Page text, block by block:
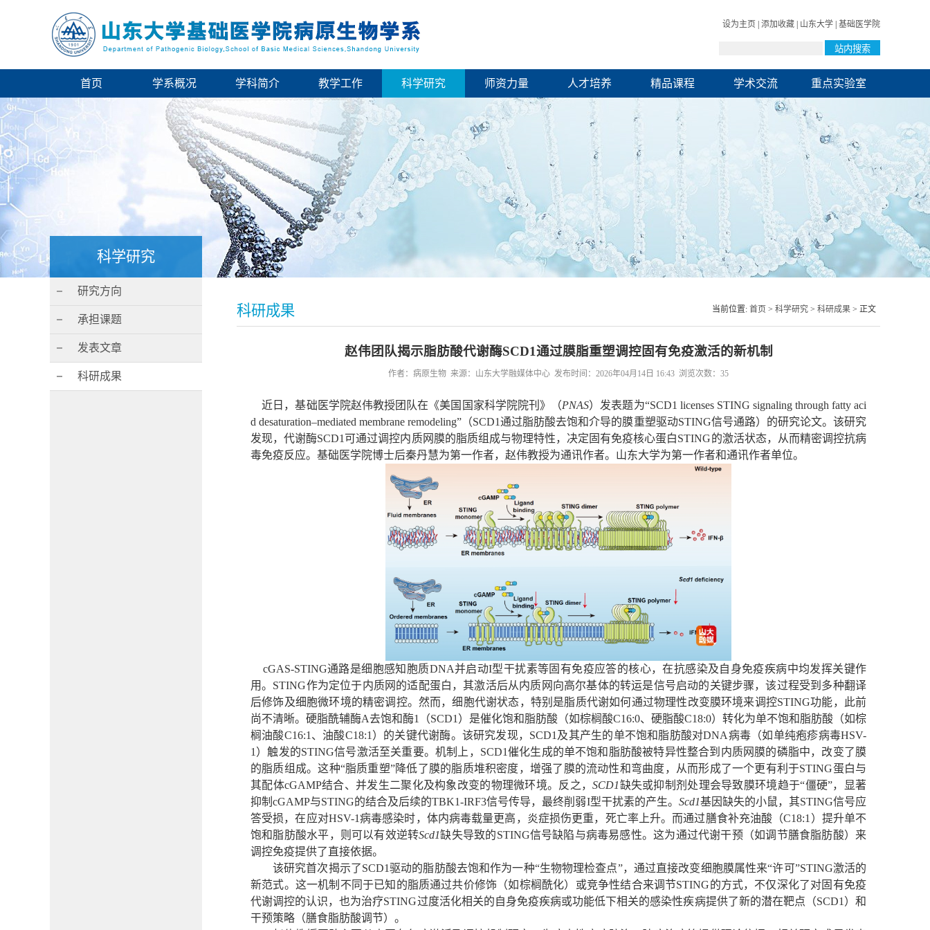
设为主页 添加收藏 山东大学 基础医学院
首页 学系概况 学科简介 教学工作 科学研究 师资力量 人才培养 精品课程 学术交流 重点实验室
科学研究
研究方向
承担课题
发表文章
科研成果
科研成果 当前位置: 首页 > 科学研究 > 科研成果 > 正文
赵伟团队揭示脂肪酸代谢酶SCD1通过膜脂重塑调控固有免疫激活的新机制
作者：病原生物 来源：山东大学融媒体中心 发布时间：2026年04月14日 16:43 浏览次数： 35
近日，基础医学院赵伟教授团队在《美国国家科学院院刊》（PNAS）发表题为“SCD1 licenses STING signaling through fatty aci
d desaturation–mediated membrane remodeling”（SCD1通过脂肪酸去饱和介导的膜重塑驱动STING信号通路）的研究论文。该研究
发现，代谢酶SCD1 可通过调控内质网膜的脂质组成与物理特性，决定固有免疫核心蛋白STING的激活状态，从而精密调控抗病
毒免疫反应。基础医学院博士后秦丹慧为第一作者，赵伟教授为通讯作者。山东大学为第一作者和通讯作者单位。
cGAS-STING通路是细胞感知胞质DNA并启动I型干扰素等固有免疫应答的核心，在抗感染及自身免疫疾病中均发挥关键作
用。 STING作为定位于内质网的适配蛋白，其激活后从内质网向高尔基体的转运是信号启动的关键步骤，该过程受到多种翻译
后修饰及细胞微环境的精密调控。然而，细胞代谢状态，特别是脂质代谢如何通过物理性改变膜环境来调控STING功能，此前
尚不清晰。硬脂酰辅酶A去饱和酶1（SCD1 ）是催化饱和脂肪酸（如棕榈酸C16:0、硬脂酸C18:0）转化为单不饱和脂肪酸（如棕
榈油酸C16:1、油酸C18:1）的关键代谢酶。该研究发现，SCD1及其产生的单不饱和脂肪酸对DNA病毒（如单纯疱疹病毒HSV-
1 ）触发的STING信号激活至关重要。机制上，SCD1催化生成的单不饱和脂肪酸被特异性整合到内质网膜的磷脂中，改变了膜
的脂质组成。这种“脂质重塑”降低了膜的脂质堆积密度，增强了膜的流动性和弯曲度，从而形成了一个更有利于STING蛋白与
其配体cGAMP结合、并发生二聚化及构象改变的物理微环境。反之，SCD1缺失或抑制剂处理会导致膜环境趋于“僵硬”，显著
抑制cGAMP与STING的结合及后续的TBK1-IRF3信号传导，最终削弱I型干扰素的产生。 Scd1基因缺失的小鼠，其STING信号应
答受损，在应对HSV-1病毒感染时，体内病毒载量更高，炎症损伤更重，死亡率上升。而通过膳食补充油酸（C18:1 ）提升单不
饱和脂肪酸水平，则可以有效逆转Scd1缺失导致的STING信号缺陷与病毒易感性。这为通过代谢干预（如调节膳食脂肪酸）来
调控免疫提供了直接依据。
该研究首次揭示了SCD1驱动的脂肪酸去饱和作为一种“生物物理检查点”，通过直接改变细胞膜属性来“许可”STING激活的
新范式。这一机制不同于已知的脂质通过共价修饰（如棕榈酰化）或竞争性结合来调节STING的方式，不仅深化了对固有免疫
代谢调控的认识，也为治疗STING过度活化相关的自身免疫疾病或功能低下相关的感染性疾病提供了新的潜在靶点（SCD1 ）和
干预策略（膳食脂肪酸调节）。